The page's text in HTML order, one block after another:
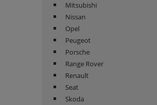
Mitsubishi
Nissan
Opel
Peugeot
Porsche
Range Rover
Renault
Seat
Skoda